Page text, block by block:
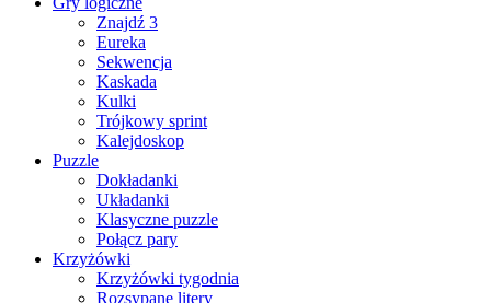
Znajdź 3
Eureka
Sekwencja
Kaskada
Kulki
Trójkowy sprint
Kalejdoskop
Puzzle
Dokładanki
Układanki
Klasyczne puzzle
Połącz pary
Krzyżówki
Krzyżówki tygodnia
Rozsypane litery